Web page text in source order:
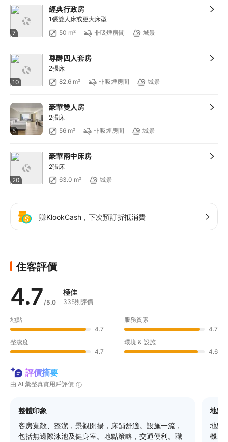
7
經典行政房
1張雙人床或更大床型
50 m²
非吸煙房間 城景
10
尊爵四人套房
2張床
82.6 m²
非吸煙房間 城景
5
豪華雙人房
2張床
56 m²
非吸煙房間 城景
20
豪華兩中床房
2張床
63.0 m²
城景
賺KlookCash，下次預訂折抵消費
住客評價
4.7/5.0
極佳
335則評價
地點
4.7
服務質素
4.7
整潔度
4.7
環境 & 設施
4.6
評價摘要
由 AI 彙整真實用戶評價
整體印象
客房寬敞、整潔，景觀開揚，床舖舒適。設施一流，
包括無邊際泳池及健身室。地點策略，交通便利。職
地點
地點
機場